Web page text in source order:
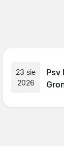
23 sie
2026
Psv